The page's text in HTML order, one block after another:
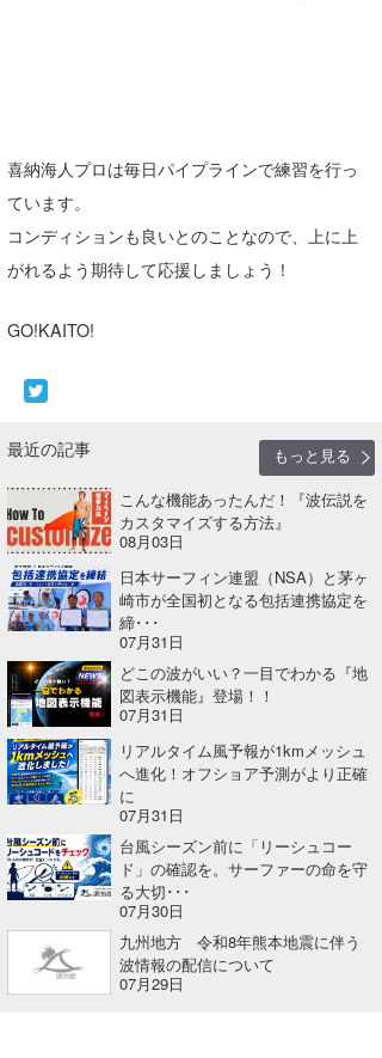
喜納海人プロは毎日パイプラインで練習を行っ
ています。
コンディションも良いとのことなので、上に上
がれるよう期待して応援しましょう！
GO!KAITO!
最近の記事
もっと見る
こんな機能あったんだ！『波伝説を
カスタマイズする方法』
08月03日
日本サーフィン連盟（NSA）と茅ヶ
崎市が全国初となる包括連携協定を
締･･･
07月31日
どこの波がいい？一目でわかる『地
図表示機能』登場！！
07月31日
リアルタイム風予報が1kmメッシュ
へ進化！オフショア予測がより正確
に
07月31日
台風シーズン前に「リーシュコー
ド」の確認を。サーファーの命を守
る大切･･･
07月30日
九州地方 令和8年熊本地震に伴う
波情報の配信について
07月29日
Yasunari Inoue
Yoshiyuki Obata
arukasvision
Colors MAGAZINE
WAVAL
福島寿実子
中浦“JET”章
嵯峨明日香
NOBUFUKU
大野”MAR”修聖
喜納海人
波伝説スタッフ
☆加藤
+☆maki☆+
G◎Da
KID
KOBU
MIN
mitz
OYZ
S.K
Soulman
VAGY
waka☆=
波伝説